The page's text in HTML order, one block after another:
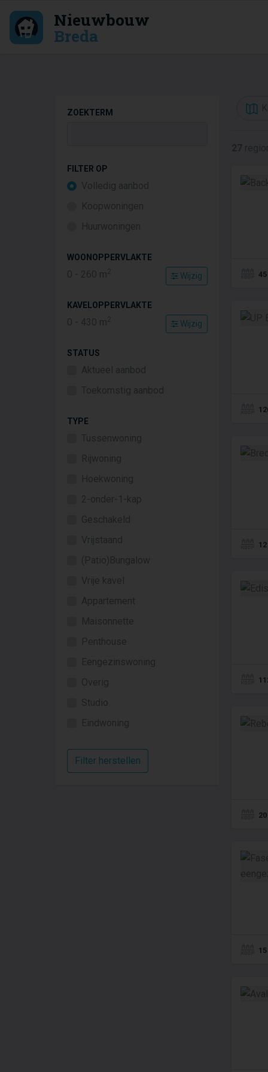
Nieuwbouw
Breda
ZOEKTERM
FILTER OP
Volledig aanbod
Koopwoningen
Huurwoningen
WOONOPPERVLAKTE
0 - 260 m2 Wijzig
KAVELOPPERVLAKTE
0 - 430 m2 Wijzig
STATUS
Aktueel aanbod
Toekomstig aanbod
TYPE
Tussenwoning
Rijwoning
Hoekwoning
2-onder-1-kap
Geschakeld
Vrijstaand
(Patio)Bungalow
Vrije kavel
Appartement
Maisonnette
Penthouse
Eengezinswoning
Overig
Studio
Eindwoning
Filter herstellen
45
12
20
15